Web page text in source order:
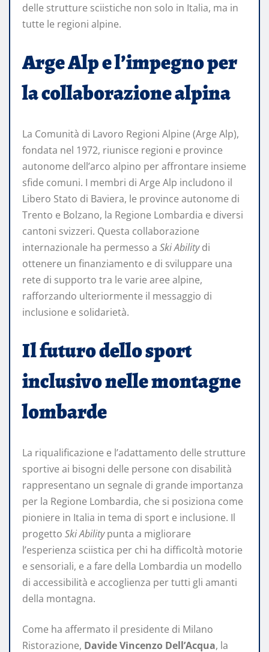
delle strutture sciistiche non solo in Italia, ma in
tutte le regioni alpine.
Arge Alp e l’impegno per
la collaborazione alpina
La Comunità di Lavoro Regioni Alpine (Arge Alp),
fondata nel 1972, riunisce regioni e province
autonome dell’arco alpino per affrontare insieme
sfide comuni. I membri di Arge Alp includono il
Libero Stato di Baviera, le province autonome di
Trento e Bolzano, la Regione Lombardia e diversi
cantoni svizzeri. Questa collaborazione
internazionale ha permesso a Ski Abilitydi
ottenere un finanziamento e di sviluppare una
rete di supporto tra le varie aree alpine,
rafforzando ulteriormente il messaggio di
inclusione e solidarietà.
Il futuro dello sport
inclusivo nelle montagne
lombarde
La riqualificazione e l’adattamento delle strutture
sportive ai bisogni delle persone con disabilità
rappresentano un segnale di grande importanza
per la Regione Lombardia, che si posiziona come
pioniere in Italia in tema di sport e inclusione. Il
progetto Ski Abilitypunta a migliorare
l’esperienza sciistica per chi ha difficoltà motorie
e sensoriali, e a fare della Lombardia un modello
di accessibilità e accoglienza per tutti gli amanti
della montagna.
Come ha affermato il presidente di Milano
Ristorazione, Davide Vincenzo Dell’Acqua, la